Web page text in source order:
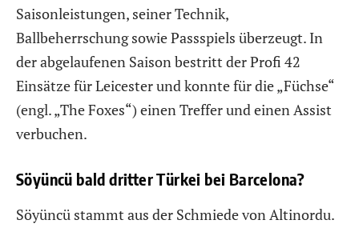
Saisonleistungen, seiner Technik,
Ballbeherrschung sowie Passspiels überzeugt. In
der abgelaufenen Saison bestritt der Profi 42
Einsätze für Leicester und konnte für die „Füchse“
(engl. „The Foxes“) einen Treffer und einen Assist
verbuchen.
Söyüncü bald dritter Türkei bei Barcelona?
Söyüncü stammt aus der Schmiede von Altinordu.